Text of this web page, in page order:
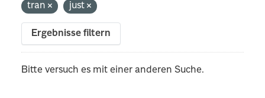
tran
just
Ergebnisse filtern
Bitte versuch es mit einer anderen Suche.